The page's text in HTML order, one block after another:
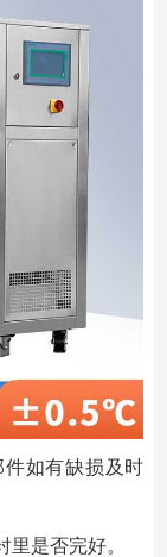
如有缺损及时
是否完好。